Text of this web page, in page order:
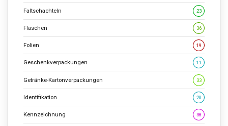
Faltschachteln 23
Flaschen 36
Folien 19
Geschenkverpackungen 11
Getränke-Kartonverpackungen 33
Identifikation 20
Kennzeichnung 38